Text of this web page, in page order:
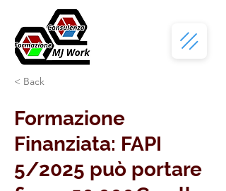
< Back
Formazione
Finanziata: FAPI
5/2025 può portare